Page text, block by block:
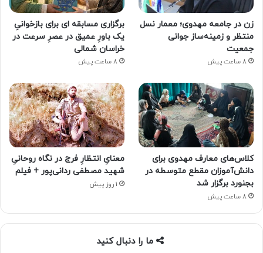
زن در جامعه مهدوی؛ معمار نسل
منتظر و زمینه‌ساز جوانی
جمعیت
8 ساعت پیش
برگزاری مسابقه ای برای بازخوانیِ
یک باورِ عمیق در عصرِ سرعت در
خراسان شمالی
8 ساعت پیش
کلاس‌های معارف مهدوی برای
دانش‌آموزان مقطع متوسطه در
بجنورد برگزار شد
8 ساعت پیش
معنایِ انتظارِ فرج در نگاه روحانیِ
شهید مصطفی ردانی‌پور + فیلم
1 روز پیش
ما را دنبال کنید